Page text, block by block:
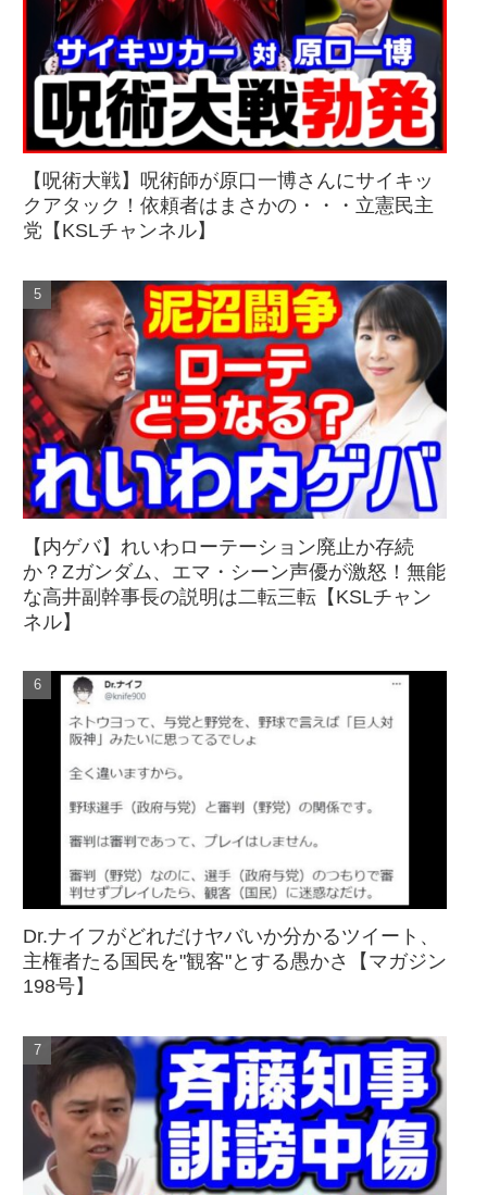
【呪術大戦】呪術師が原口一博さんにサイキッ
クアタック！依頼者はまさかの・・・立憲民主
党【KSLチャンネル】
【内ゲバ】れいわローテーション廃止か存続
か？Zガンダム、エマ・シーン声優が激怒！無能
な高井副幹事長の説明は二転三転【KSLチャン
ネル】
Dr.ナイフがどれだけヤバいか分かるツイート、
主権者たる国民を"観客"とする愚かさ【マガジン
198号】